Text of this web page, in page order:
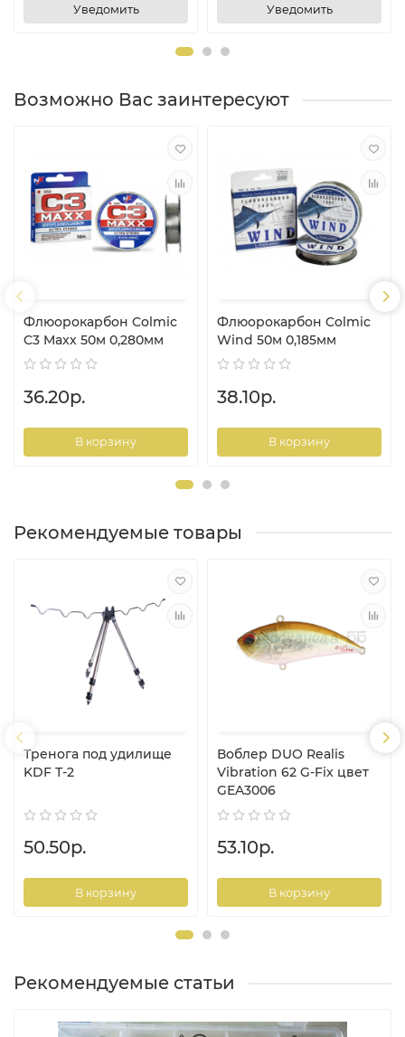
Уведомить Уведомить
Возможно Вас заинтересуют
Флюорокарбон Colmic
C3 Maxx 50м 0,280мм
36.20р.
В корзину
Флюорокарбон Colmic
Wind 50м 0,185мм
38.10р.
В корзину
Рекомендуемые товары
Тренога под удилище
KDF Т-2
50.50р.
В корзину
Воблер DUO Realis
Vibration 62 G-Fix цвет
GEA3006
53.10р.
В корзину
Рекомендуемые статьи